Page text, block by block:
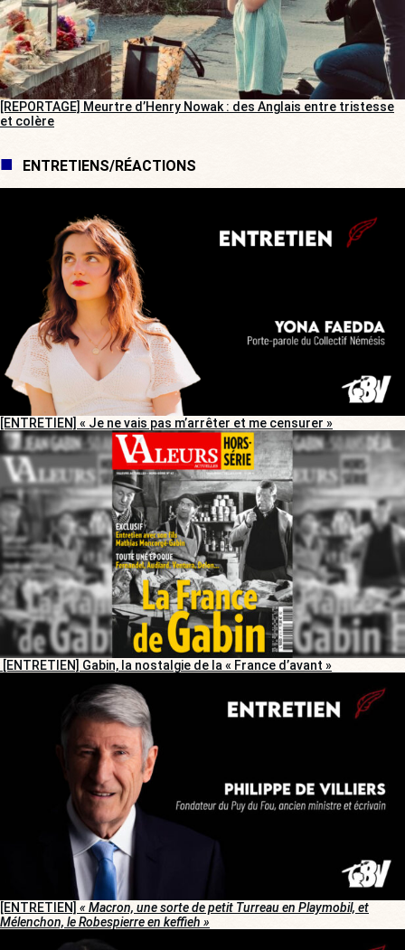
[REPORTAGE] Meurtre d’Henry Nowak : des Anglais entre tristesse
et colère
ENTRETIENS/RÉACTIONS
[ENTRETIEN] « Je ne vais pas m’arrêter et me censurer »
[ENTRETIEN] Gabin, la nostalgie de la « France d’avant »
[ENTRETIEN] « Macron, une sorte de petit Turreau en Playmobil, et
Mélenchon, le Robespierre en keffieh »